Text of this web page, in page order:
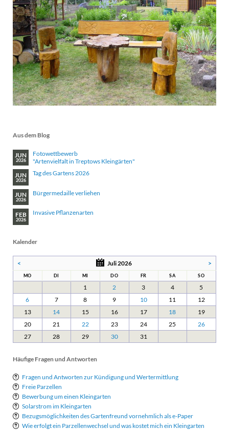
Aus dem Blog
JUN
2026
Fotowettbewerb
"Artenvielfalt in Treptows Kleingärten"
JUN
2026
Tag des Gartens 2026
JUN
2026
Bürgermedaille verliehen
FEB
2026
Invasive Pflanzenarten
Kalender
< Juli 2026 >
MO DI MI DO FR SA SO
1 2 3 4
5
6
7 8 9 10 11
12
13
14 15 16 17 18
19
20
21 22 23 24 25
26
27
28 29 30 31
Häufige Fragen und Antworten
Fragen und Antworten zur Kündigung und Wertermittlung
Freie Parzellen
Bewerbung um einen Kleingarten
Solarstrom im Kleingarten
Bezugsmöglichkeiten des Gartenfreund vornehmlich als e-Paper
Wie erfolgt ein Parzellenwechsel und was kostet mich ein Kleingarten